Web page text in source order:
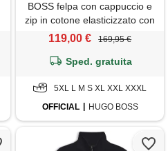
BOSS felpa con cappuccio e
zip in cotone elasticizzato con
logo stampato, nero
119,00 € 169,95 €
Sped. gratuita
5XL L M S XL XXL XXXL
OFFICIAL
HUGO BOSS